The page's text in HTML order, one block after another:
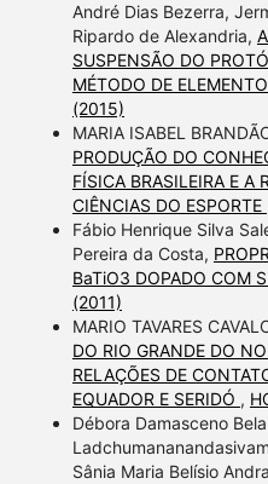
André Dias Bezerra,
Ripardo de Alexandria,
SUSPENSÃO DO
MÉTODO DE
(2015)
MARIA ISABEL
PRODUÇÃO DO
FÍSICA BRASILEIRA E A
CIÊNCIAS DO ESPORTE
Fábio Henrique Silva
Pereira da Costa,
BaTiO3 DOPADO COM
(2011)
MARIO TAVARES
DO RIO GRANDE DO
RELAÇÕES DE
EQUADOR E SERIDÓ ,
Débora Damasceno
Sânia Maria Belísio